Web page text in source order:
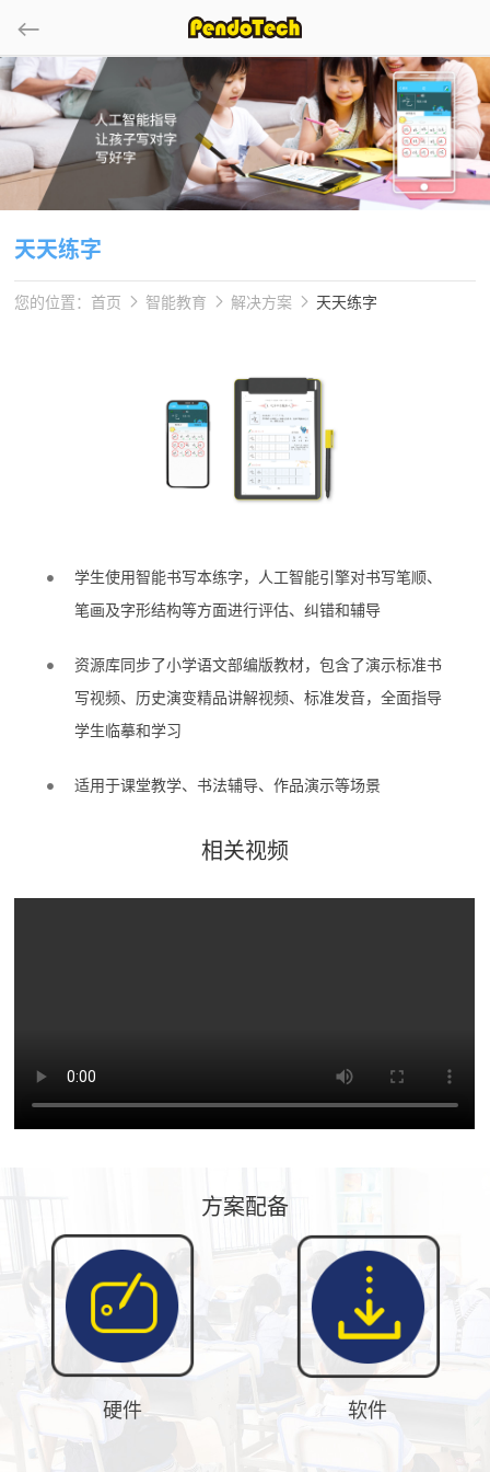
天天练字
您的位置： 首页 智能教育 解决方案 天天练字
学生使用智能书写本练字，人工智能引擎对书写笔顺、
笔画及字形结构等方面进行评估、纠错和辅导
资源库同步了小学语文部编版教材，包含了演示标准书
写视频、历史演变精品讲解视频、标准发音，全面指导
学生临摹和学习
适用于课堂教学、书法辅导、作品演示等场景
相关视频
方案配备
硬件 软件